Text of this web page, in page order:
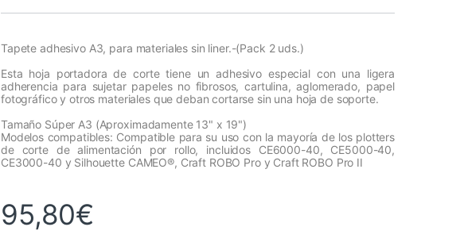
Tapete adhesivo A3, para materiales sin liner.-(Pack 2 uds.)
Esta hoja portadora de corte tiene un adhesivo especial con una ligera
adherencia para sujetar papeles no fibrosos, cartulina, aglomerado, papel
fotográfico y otros materiales que deban cortarse sin una hoja de soporte.
Tamaño Súper A3 (Aproximadamente 13" x 19")
Modelos compatibles: Compatible para su uso con la mayoría de los plotters
de corte de alimentación por rollo, incluidos CE6000-40, CE5000-40,
CE3000-40 y Silhouette CAMEO®, Craft ROBO Pro y Craft ROBO Pro II
95,80€